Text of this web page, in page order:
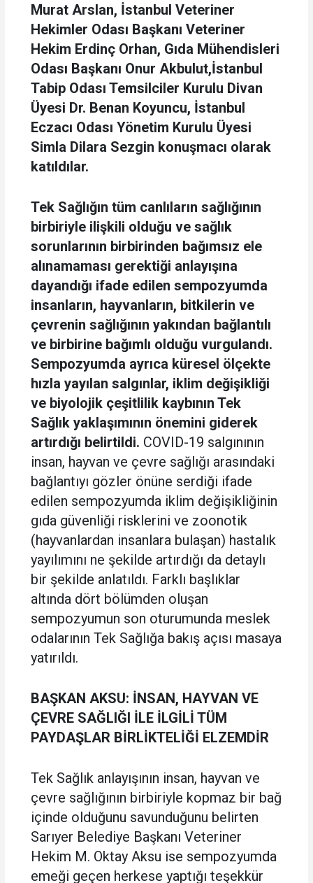
Murat Arslan, İstanbul Veteriner
Hekimler Odası Başkanı Veteriner
Hekim Erdinç Orhan, Gıda Mühendisleri
Odası Başkanı Onur Akbulut,İstanbul
Tabip Odası Temsilciler Kurulu Divan
Üyesi Dr. Benan Koyuncu, İstanbul
Eczacı Odası Yönetim Kurulu Üyesi
Simla Dilara Sezgin konuşmacı olarak
katıldılar.
Tek Sağlığın tüm canlıların sağlığının
birbiriyle ilişkili olduğu ve sağlık
sorunlarının birbirinden bağımsız ele
alınamaması gerektiği anlayışına
dayandığı ifade edilen sempozyumda
insanların, hayvanların, bitkilerin ve
çevrenin sağlığının yakından bağlantılı
ve birbirine bağımlı olduğu vurgulandı.
Sempozyumda ayrıca küresel ölçekte
hızla yayılan salgınlar, iklim değişikliği
ve biyolojik çeşitlilik kaybının Tek
Sağlık yaklaşımının önemini giderek
artırdığı belirtildi. COVID-19 salgınının
insan, hayvan ve çevre sağlığı arasındaki
bağlantıyı gözler önüne serdiği ifade
edilen sempozyumda iklim değişikliğinin
gıda güvenliği risklerini ve zoonotik
(hayvanlardan insanlara bulaşan) hastalık
yayılımını ne şekilde artırdığı da detaylı
bir şekilde anlatıldı. Farklı başlıklar
altında dört bölümden oluşan
sempozyumun son oturumunda meslek
odalarının Tek Sağlığa bakış açısı masaya
yatırıldı.
BAŞKAN AKSU: İNSAN, HAYVAN VE
ÇEVRE SAĞLIĞI İLE İLGİLİ TÜM
PAYDAŞLAR BİRLİKTELİĞİ ELZEMDİR
Tek Sağlık anlayışının insan, hayvan ve
çevre sağlığının birbiriyle kopmaz bir bağ
içinde olduğunu savunduğunu belirten
Sarıyer Belediye Başkanı Veteriner
Hekim M. Oktay Aksu ise sempozyumda
emeği geçen herkese yaptığı teşekkür